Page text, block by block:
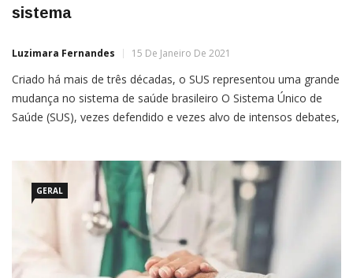
sistema
Luzimara Fernandes 15 De Janeiro De 2021
Criado há mais de três décadas, o SUS representou uma grande
mudança no sistema de saúde brasileiro O Sistema Único de
Saúde (SUS), vezes defendido e vezes alvo de intensos debates,
públicos de saúde do mundo, […]
GERAL